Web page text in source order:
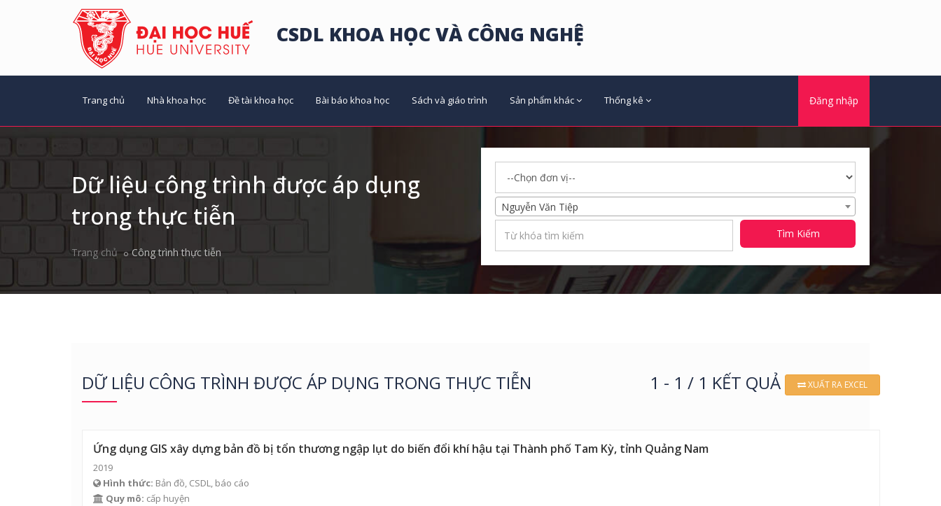
CSDL KHOA HỌC VÀ CÔNG NGHỆ
Trang chủ Nhà khoa học Đề tài khoa học Bài báo khoa học Sách và giáo trình Sản phẩm khác Thống kê Đăng nhập
Dữ liệu công trình được áp dụng
trong thực tiễn
Trang chủ Công trình thực tiễn
Nguyễn Văn Tiệp
Tìm Kiếm
DỮ LIỆU CÔNG TRÌNH ĐƯỢC ÁP DỤNG TRONG THỰC TIỄN 1 - 1 / 1 KẾT QUẢ XUẤT RA EXCEL
Ứng dụng GIS xây dựng bản đồ bị tổn thương ngập lụt do biến đổi khí hậu tại Thành phố Tam Kỳ, tỉnh Quảng Nam
2019
Hình thức: Bản đồ, CSDL, báo cáo
Quy mô: cấp huyện